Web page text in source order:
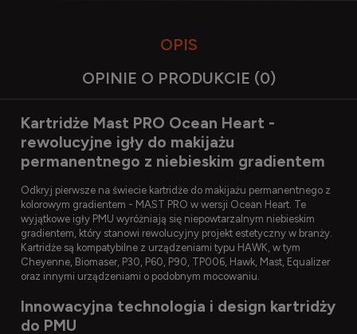
OPIS
OPINIE O PRODUKCIE (0)
Kartridże Mast PRO Ocean Heart -
rewolucyjne igły do makijażu
permanentnego z niebieskim gradientem
Odkryj pierwsze na świecie kartridże do makijażu permanentnego z
kolorowym gradientem - MAST PRO w wersji Ocean Heart. Te
wyjątkowe igły PMU wyróżniają się niepowtarzalnym niebieskim
gradientem, który stanowi rewolucyjny projekt estetyczny w branży.
Kartridże są kompatybilne z urządzeniami typu HAWK, w tym
Cheyenne, Biomaser, P30, P60, P90, TP006, Hawk, Mast, Equalizer
oraz innymi urządzeniami o podobnym mocowaniu.
Innowacyjna technologia i design kartridży
do PMU